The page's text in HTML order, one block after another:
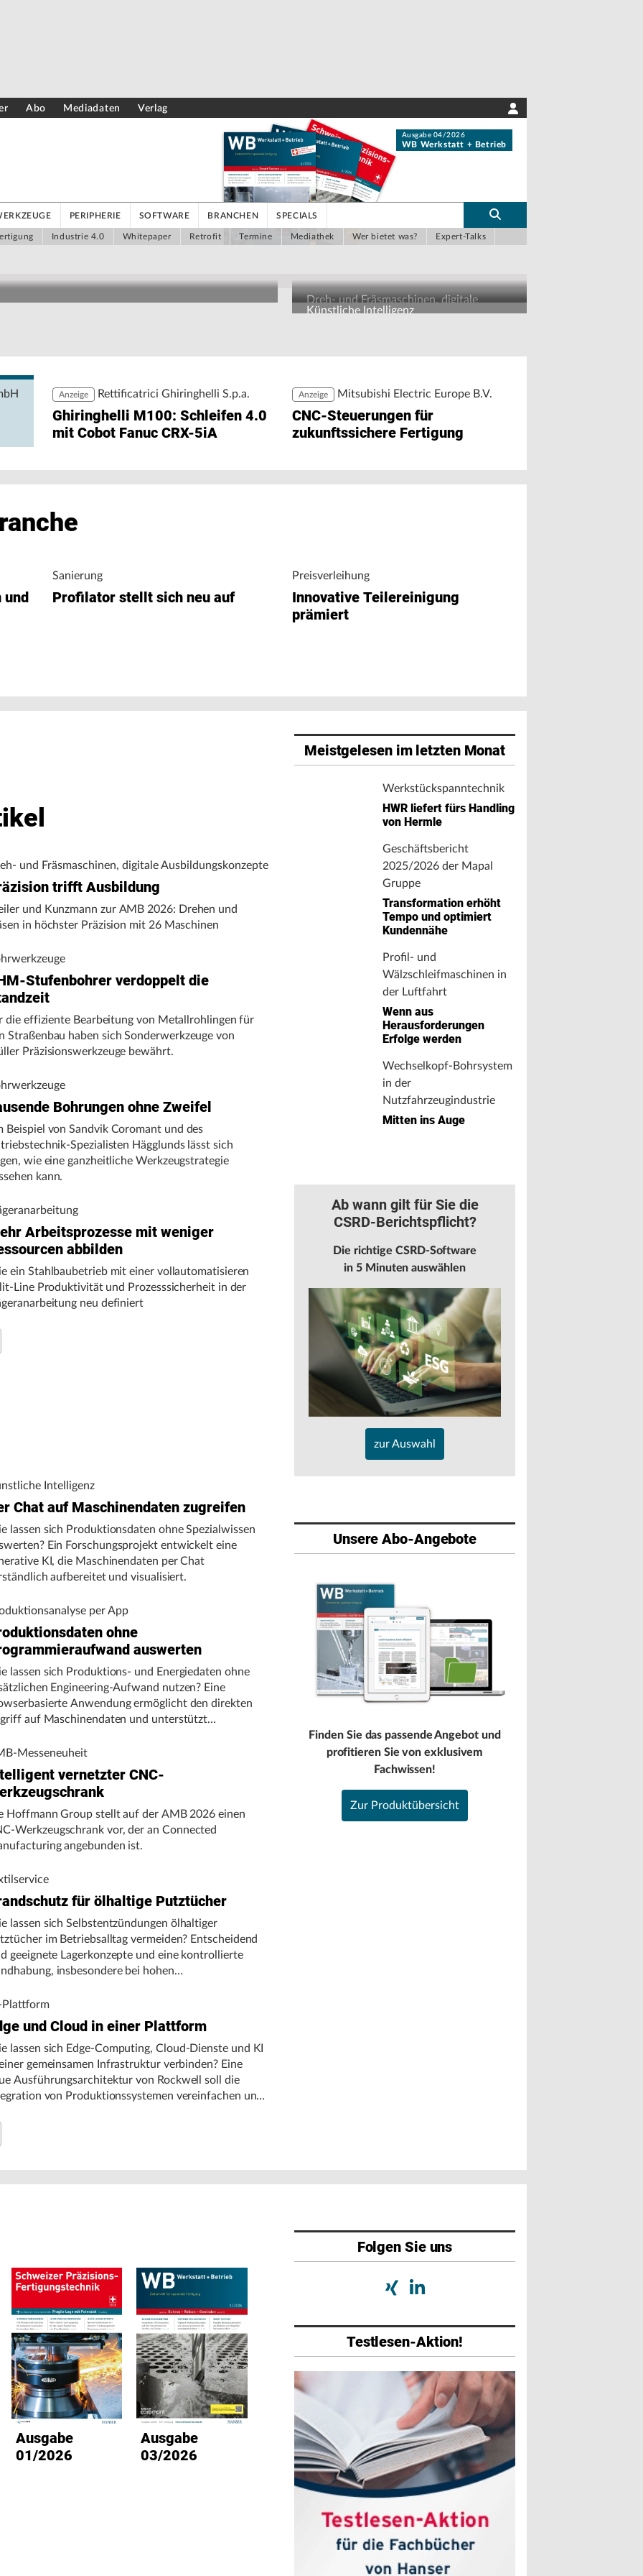
Abo Mediadaten Verlag
Ausgabe 04/2026
WB Werkstatt + Betrieb
PERIPHERIE SOFTWARE BRANCHEN SPECIALS
Industrie 4.0 Whitepaper Retrofit Termine Mediathek Wer bietet was? Expert-Talks
ermöglicht den direkten Zugriff auf
bei der Analyse von
Dreh- und Fräsmaschinen, digitale
Ausbildungskonzepte
Künstliche Intelligenz
Anzeige Rettificatrici Ghiringhelli S.p.a.
Ghiringhelli M100: Schleifen 4.0
mit Cobot Fanuc CRX-5iA
Anzeige Mitsubishi Electric Europe B.V.
CNC-Steuerungen für
zukunftssichere Fertigung
und
Sanierung
Profilator stellt sich neu auf
Preisverleihung
Innovative Teilereinigung
prämiert
und Fräsmaschinen, digitale Ausbildungskonzepte
trifft Ausbildung
und Kunzmann zur AMB 2026: Drehen und
in höchster Präzision mit 26 Maschinen
Stufenbohrer verdoppelt die
die effiziente Bearbeitung von Metallrohlingen für
Straßenbau haben sich Sonderwerkzeuge von
Präzisionswerkzeuge bewährt.
Bohrungen ohne Zweifel
Beispiel von Sandvik Coromant und des
Spezialisten Hägglunds lässt sich
wie eine ganzheitliche Werkzeugstrategie
kann.
Arbeitsprozesse mit weniger
abbilden
ein Stahlbaubetrieb mit einer vollautomatisieren
Line Produktivität und Prozesssicherheit in der
neu definiert
Intelligenz
Chat auf Maschinendaten zugreifen
lassen sich Produktionsdaten ohne Spezialwissen
Ein Forschungsprojekt entwickelt eine
KI, die Maschinendaten per Chat
aufbereitet und visualisiert.
per App
ohne
auswerten
lassen sich Produktions- und Energiedaten ohne
Engineering-Aufwand nutzen? Eine
Anwendung ermöglicht den direkten
auf Maschinendaten und unterstützt
Stillständen und Energieverbrauch.
Messeneuheit
vernetzter CNC-
Hoffmann Group stellt auf der AMB 2026 einen
Werkzeugschrank vor, der an Connected
angebunden ist.
für ölhaltige Putztücher
lassen sich Selbstentzündungen ölhaltiger
im Betriebsalltag vermeiden? Entscheidend
geeignete Lagerkonzepte und eine kontrollierte
insbesondere bei hohen
Plattform
und Cloud in einer Plattform
lassen sich Edge-Computing, Cloud-Dienste und KI
gemeinsamen Infrastruktur verbinden? Eine
Ausführungsarchitektur von Rockwell soll die
von Produktionssystemen vereinfachen und
Meistgelesen im letzten Monat
Werkstückspanntechnik
HWR liefert fürs Handling
von Hermle
Geschäftsbericht
2025/2026 der Mapal
Gruppe
Transformation erhöht
Tempo und optimiert
Kundennähe
Profil- und
Wälzschleifmaschinen in
der Luftfahrt
Wenn aus
Herausforderungen
Erfolge werden
Wechselkopf-Bohrsystem
in der
Nutzfahrzeugindustrie
Mitten ins Auge
Ab wann gilt für Sie die
CSRD-Berichtspflicht?
Die richtige CSRD-Software
in 5 Minuten auswählen
zur Auswahl
Unsere Abo-Angebote
Finden Sie das passende Angebot und
profitieren Sie von exklusivem
Fachwissen!
Zur Produktübersicht
Ausgabe
01/2026
Ausgabe
03/2026
Ausgabe
02/2026
Ausgabe
01/2026
Folgen Sie uns
Testlesen-Aktion!